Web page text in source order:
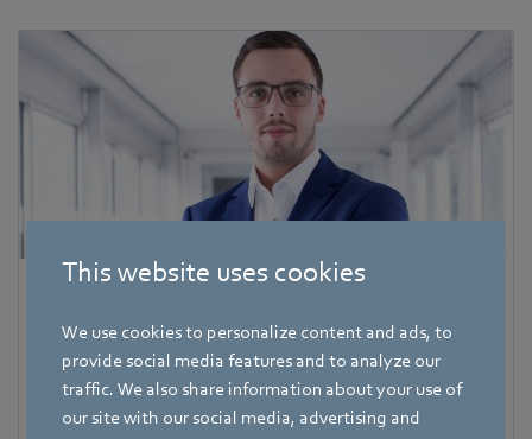
This website uses cookies
We use cookies to personalize content and ads, to
provide social media features and to analyze our
traffic. We also share information about your use of
our site with our social media, advertising and
Referent Fachpresse
Adresse
Amtstraße 85, 74673 Mulfingen - Hollenbach,